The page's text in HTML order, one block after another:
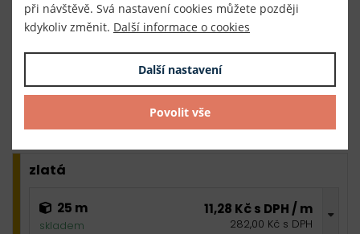
stříbrná
25 m
zlatá
25 m
skladem
11,28 Kč s DPH / m
282,00 Kč s DPH
při návštěvě. Svá nastavení cookies můžete později
kdykoliv změnit. Další informace o cookies
Další nastavení
Povolit vše